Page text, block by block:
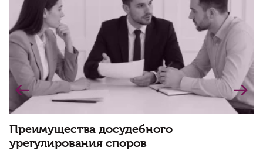
Преимущества досудебного
урегулирования споров